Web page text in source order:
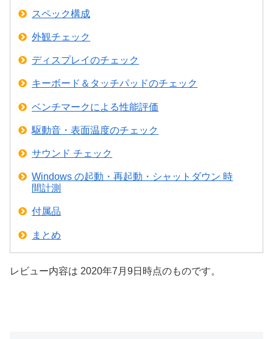
スペック構成
外観チェック
ディスプレイのチェック
キーボード＆タッチパッドのチェック
ベンチマークによる性能評価
駆動音・表面温度のチェック
サウンド チェック
Windows の起動・再起動・シャットダウン 時
間計測
付属品
まとめ
レビュー内容は 2020年7月9日時点のものです。